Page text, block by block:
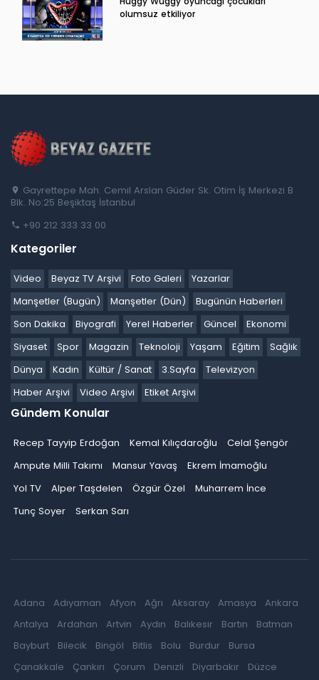
olumsuz etkiliyor
Gayrettepe Mah. Cemil Arslan Güder Sk. Otim İş Merkezi B
Blk. No:25 Beşiktaş İstanbul
+90 212 333 33 00
Kategoriler
Video Beyaz TV Arşivi Foto Galeri
Yazarlar
Manşetler (Bugün)
Manşetler (Dün)
Bugünün Haberleri
Son Dakika
Biyografi Yerel Haberler Güncel
Ekonomi
Siyaset
Spor Magazin Teknoloji Yaşam Eğitim
Sağlık
Dünya
Kadın Kültür / Sanat 3.Sayfa
Televizyon
Haber Arşivi
Video Arşivi Etiket Arşivi
Gündem Konular
Recep Tayyip Erdoğan Kemal Kılıçdaroğlu
Celal Şengör
Ampute Milli Takımı
Mansur Yavaş
Ekrem İmamoğlu
Yol TV
Alper Taşdelen Özgür Özel
Muharrem İnce
Tunç Soyer
Serkan Sarı
Adana Adıyaman Afyon Ağrı Aksaray Amasya
Ankara
Antalya
Ardahan Artvin Aydın Balıkesir Bartın
Batman
Bayburt
Bilecik Bingöl Bitlis Bolu Burdur
Bursa
Çanakkale
Çankırı Çorum Denizli Diyarbakır
Düzce